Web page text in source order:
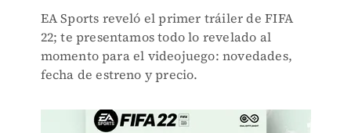
EA Sports reveló el primer tráiler de FIFA
22; te presentamos todo lo revelado al
momento para el videojuego: novedades,
fecha de estreno y precio.